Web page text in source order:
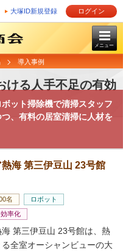
大塚ID新規登録 ログイン
メニュー
導入事例
ける人手不足の有効
ット掃除機で清掃スタッフ
、有料の居室清掃に人材を
熱海 第三伊豆山 23号館
名
ロボット
率化
第三伊豆山 23号館は、熱
全室オーシャンビューの大